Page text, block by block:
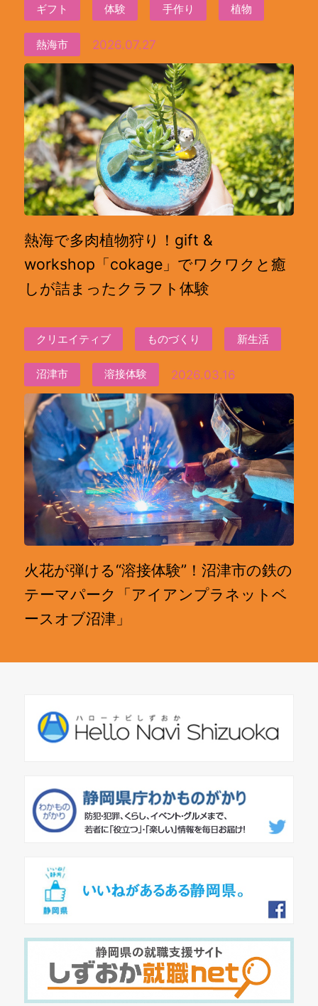
ギフト 体験 手作り 植物
熱海市 2026.07.27
熱海で多肉植物狩り！gift &
workshop「cokage」でワクワクと癒
しが詰まったクラフト体験
クリエイティブ ものづくり 新生活
沼津市 溶接体験 2026.03.16
火花が弾ける“溶接体験”！沼津市の鉄の
テーマパーク「アイアンプラネットベ
ースオブ沼津」